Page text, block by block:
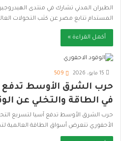
الطيران المدني تشارك في منتدى
المستدام تتابع مصر عن كثب التحولات
أكمل القراءة »
15 مايو، 2026 509
حرب الشرق الأوسط تدفع
في الطاقة والتخلي عن
حرب الشرق الأوسط تدفع آسيا لتسريع
الأحفوري تتعرض أسواق الطاقة العالمية